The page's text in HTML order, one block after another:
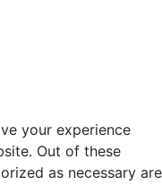
your experience
Out of these
as necessary are